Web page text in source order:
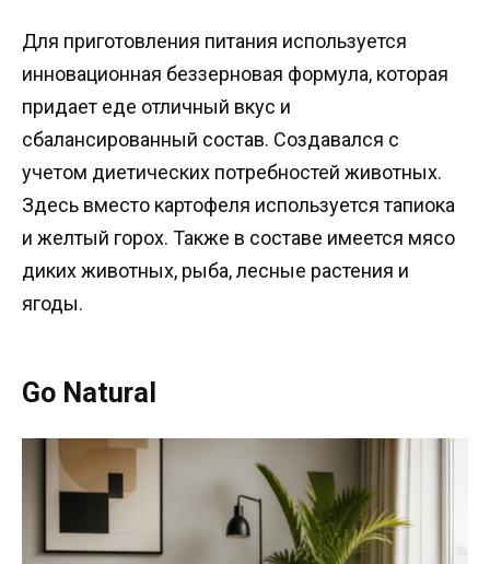
Для приготовления питания используется
инновационная беззерновая формула, которая
придает еде отличный вкус и
сбалансированный состав. Создавался с
учетом диетических потребностей животных.
Здесь вместо картофеля используется тапиока
и желтый горох. Также в составе имеется мясо
диких животных, рыба, лесные растения и
ягоды.
Go Natural